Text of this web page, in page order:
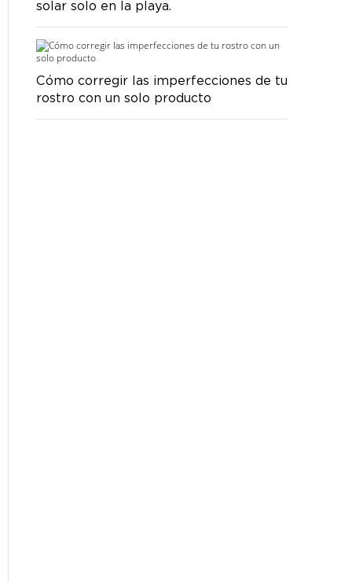
solar solo en la playa.
Cómo corregir las imperfecciones de tu
rostro con un solo producto